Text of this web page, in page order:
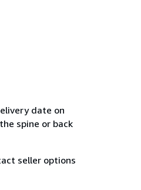
date on
spine or back
seller options